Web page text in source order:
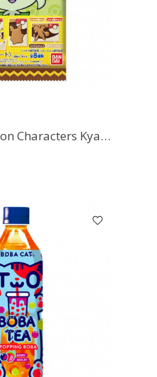
Bandai Pokemon Characters Kyara-Paki Chocolate (2)